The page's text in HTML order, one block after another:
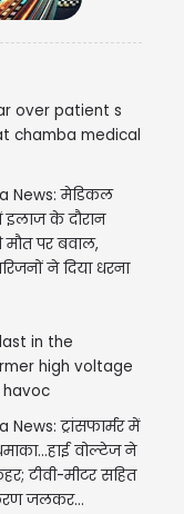
News: मेडिकल
के दौरान
मौत पर बवाल,
ने दिया धरना
News: ट्रांसफार्मर में
वोल्टेज ने
टीवी-मीटर सहित
जलकर...